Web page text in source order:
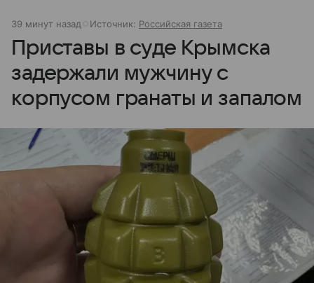
39 минут назад Источник: Российская газета
Приставы в суде Крымска
задержали мужчину с
корпусом гранаты и запалом